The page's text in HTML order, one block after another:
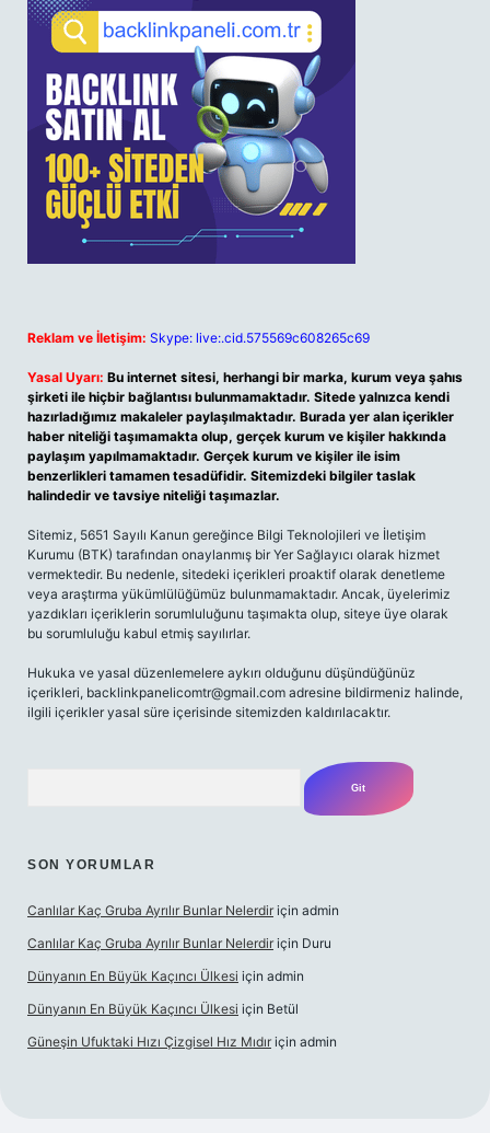
Reklam ve İletişim: Skype: live:.cid.575569c608265c69
Yasal Uyarı: Bu internet sitesi, herhangi bir marka, kurum veya şahıs
şirketi ile hiçbir bağlantısı bulunmamaktadır. Sitede yalnızca kendi
hazırladığımız makaleler paylaşılmaktadır. Burada yer alan içerikler
haber niteliği taşımamakta olup, gerçek kurum ve kişiler hakkında
paylaşım yapılmamaktadır. Gerçek kurum ve kişiler ile isim
benzerlikleri tamamen tesadüfidir. Sitemizdeki bilgiler taslak
halindedir ve tavsiye niteliği taşımazlar.
Sitemiz, 5651 Sayılı Kanun gereğince Bilgi Teknolojileri ve İletişim
Kurumu (BTK) tarafından onaylanmış bir Yer Sağlayıcı olarak hizmet
vermektedir. Bu nedenle, sitedeki içerikleri proaktif olarak denetleme
veya araştırma yükümlülüğümüz bulunmamaktadır. Ancak, üyelerimiz
yazdıkları içeriklerin sorumluluğunu taşımakta olup, siteye üye olarak
bu sorumluluğu kabul etmiş sayılırlar.
Hukuka ve yasal düzenlemelere aykırı olduğunu düşündüğünüz
içerikleri, backlinkpanelicomtr@gmail.com adresine bildirmeniz halinde,
ilgili içerikler yasal süre içerisinde sitemizden kaldırılacaktır.
SON YORUMLAR
Canlılar Kaç Gruba Ayrılır Bunlar Nelerdir için admin
Canlılar Kaç Gruba Ayrılır Bunlar Nelerdir için Duru
Dünyanın En Büyük Kaçıncı Ülkesi için admin
Dünyanın En Büyük Kaçıncı Ülkesi için Betül
Güneşin Ufuktaki Hızı Çizgisel Hız Mıdır için admin